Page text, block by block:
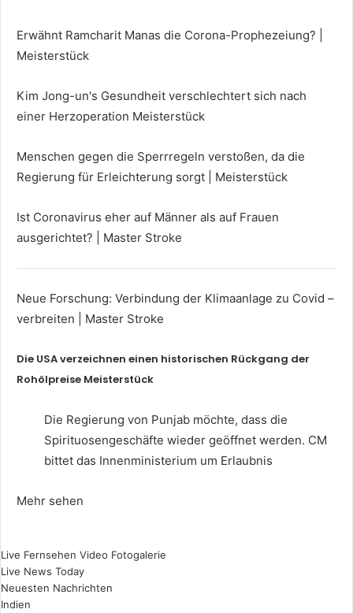
Erwähnt Ramcharit Manas die Corona-Prophezeiung? |
Meisterstück
Kim Jong-un's Gesundheit verschlechtert sich nach
einer Herzoperation Meisterstück
Menschen gegen die Sperrregeln verstoßen, da die
Regierung für Erleichterung sorgt | Meisterstück
Ist Coronavirus eher auf Männer als auf Frauen
ausgerichtet? | Master Stroke
Neue Forschung: Verbindung der Klimaanlage zu Covid –
verbreiten | Master Stroke
Die USA verzeichnen einen historischen Rückgang der
Rohölpreise Meisterstück
Die Regierung von Punjab möchte, dass die
Spirituosengeschäfte wieder geöffnet werden. CM
bittet das Innenministerium um Erlaubnis
Mehr sehen
Live Fernsehen Video Fotogalerie
Live News Today
Neuesten Nachrichten
Indien